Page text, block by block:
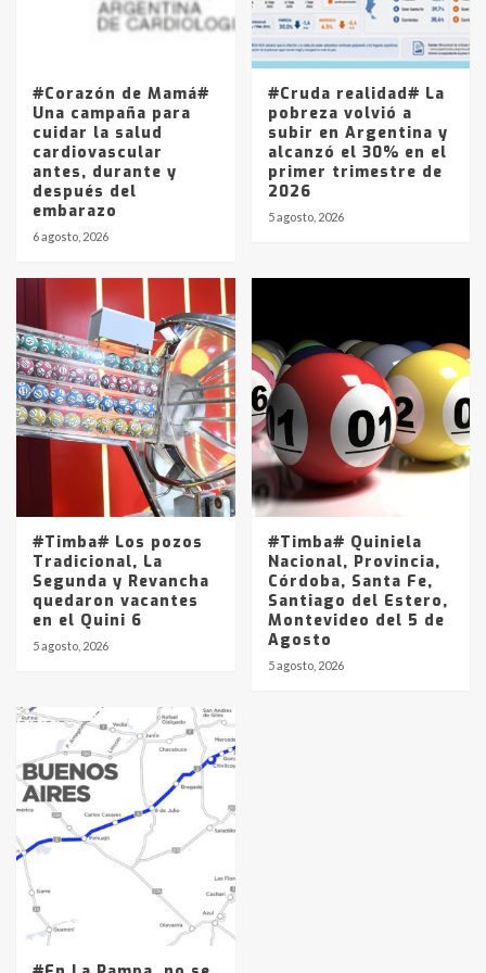
Los precios de los combustibles en
La Pampa, desde YPF hasta Axion
entre 857 a 1338 pesos
#Corazón de Mamá#
Una campaña para
cuidar la salud
cardiovascular
antes, durante y
después del
embarazo
6 agosto, 2026
#Cruda realidad# La
pobreza volvió a
subir en Argentina y
alcanzó el 30% en el
primer trimestre de
2026
5 agosto, 2026
#Timba# Los pozos
Tradicional, La
Segunda y Revancha
quedaron vacantes
en el Quini 6
5 agosto, 2026
#Timba# Quiniela
Nacional, Provincia,
Córdoba, Santa Fe,
Santiago del Estero,
Montevideo del 5 de
Agosto
5 agosto, 2026